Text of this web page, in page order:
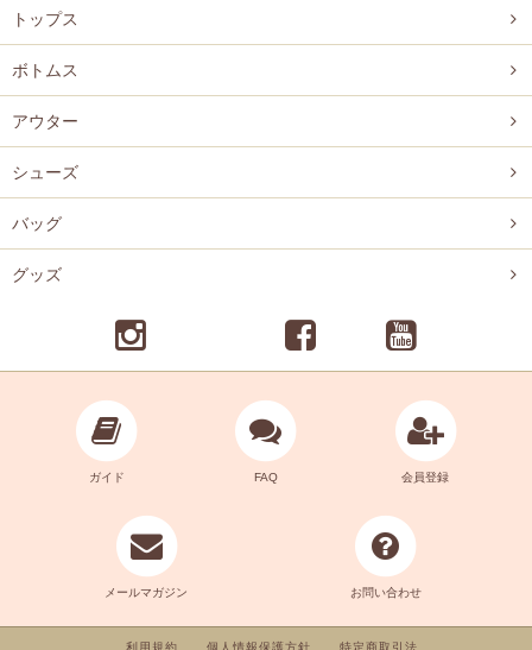
トップス
ボトムス
アウター
シューズ
バッグ
グッズ
ガイド FAQ 会員登録
メールマガジン お問い合わせ
利用規約 個人情報保護方針 特定商取引法